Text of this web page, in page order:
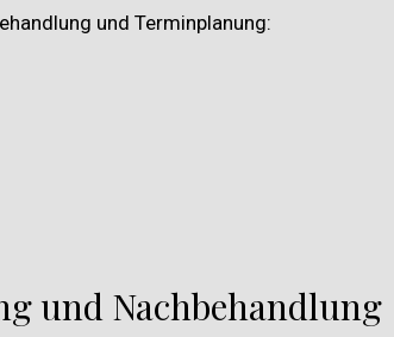
und Terminplanung:
und Nachbehandlung